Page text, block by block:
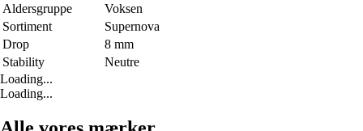
Aldersgruppe
Voksen
Sortiment
Supernova
Drop
8 mm
Stability
Neutre
Loading...
Loading...